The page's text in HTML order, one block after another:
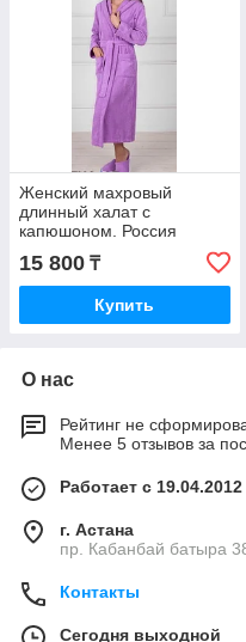
Женский махровый
длинный халат с
капюшоном. Россия
15 800 ₸
Купить
О нас
Рейтинг не
Менее 5 отзывов за
Работает с 19.04.2012
г. Астана
пр. Кабанбай батыра
Контакты
Сегодня выходной